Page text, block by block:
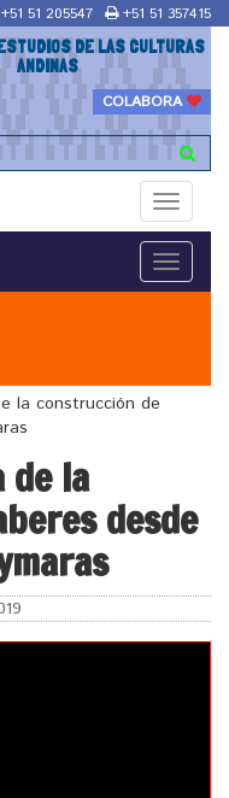
+51 51 205547 +51 51 357415
DE LAS CULTURAS
ANDINAS
COLABORA
Toggle
Toggle
la construcción de
de la
desde